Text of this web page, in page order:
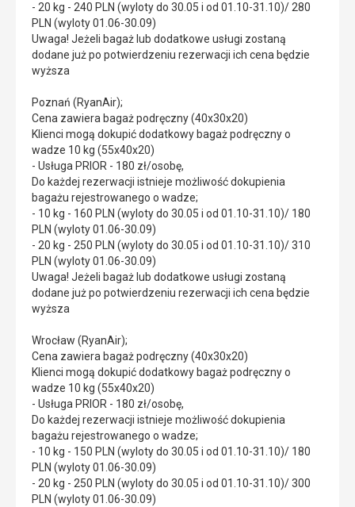
- 20 kg - 240 PLN (wyloty do 30.05 i od 01.10-31.10)/ 280
PLN (wyloty 01.06-30.09)
Uwaga! Jeżeli bagaż lub dodatkowe usługi zostaną
dodane już po potwierdzeniu rezerwacji ich cena będzie
wyższa
Poznań (RyanAir);
Cena zawiera bagaż podręczny (40x30x20)
Klienci mogą dokupić dodatkowy bagaż podręczny o
wadze 10 kg (55x40x20)
- Usługa PRIOR - 180 zł/osobę,
Do każdej rezerwacji istnieje możliwość dokupienia
bagażu rejestrowanego o wadze;
- 10 kg - 160 PLN (wyloty do 30.05 i od 01.10-31.10)/ 180
PLN (wyloty 01.06-30.09)
- 20 kg - 250 PLN (wyloty do 30.05 i od 01.10-31.10)/ 310
PLN (wyloty 01.06-30.09)
Uwaga! Jeżeli bagaż lub dodatkowe usługi zostaną
dodane już po potwierdzeniu rezerwacji ich cena będzie
wyższa
Wrocław (RyanAir);
Cena zawiera bagaż podręczny (40x30x20)
Klienci mogą dokupić dodatkowy bagaż podręczny o
wadze 10 kg (55x40x20)
- Usługa PRIOR - 180 zł/osobę,
Do każdej rezerwacji istnieje możliwość dokupienia
bagażu rejestrowanego o wadze;
- 10 kg - 150 PLN (wyloty do 30.05 i od 01.10-31.10)/ 180
PLN (wyloty 01.06-30.09)
- 20 kg - 250 PLN (wyloty do 30.05 i od 01.10-31.10)/ 300
PLN (wyloty 01.06-30.09)